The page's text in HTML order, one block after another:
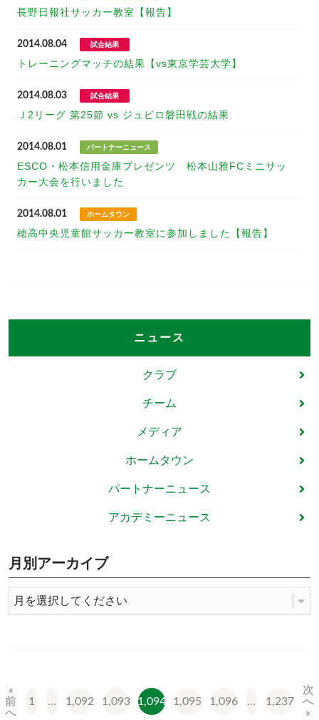
長野日報社サッカー教室【報告】
2014.08.04 試合結果
トレーニングマッチの結果【vs東京学芸大学】
2014.08.03 試合結果
Ｊ2リーグ 第25節 vs ジュビロ磐田戦の結果
2014.08.01 パートナーニュース
ESCO・松本信用金庫プレゼンツ 松本山雅FCミニサッ
カー大会を行いました
2014.08.01 ホームタウン
穂高中央児童館サッカー教室に参加しました【報告】
ニュース
クラブ
チーム
メディア
ホームタウン
パートナーニュース
アカデミーニュース
月別アーカイブ
«
前
へ
1 … 1,092 1,093 1,094 1,095 1,096 … 1,237
次
へ
»